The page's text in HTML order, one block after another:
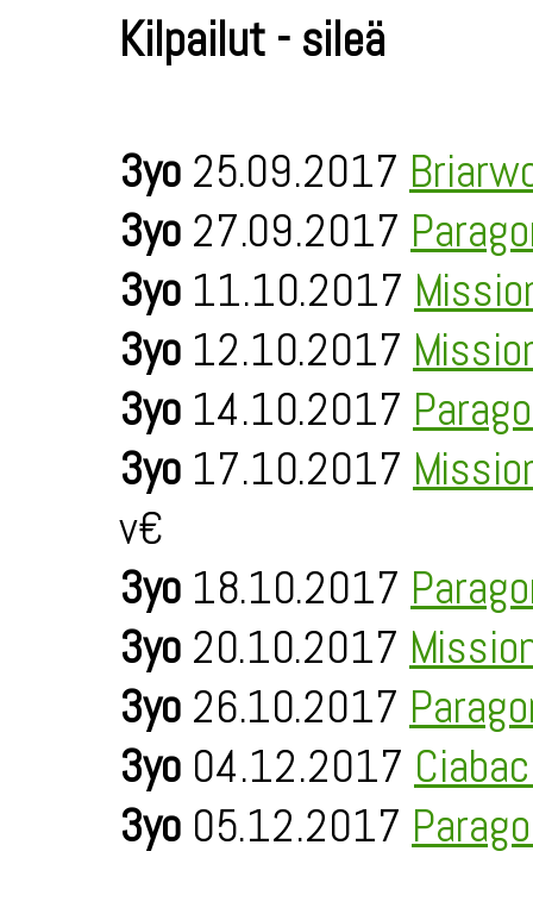
Kilpailut - sileä
3yo 25.09.2017
3yo 27.09.2017
3yo 11.10.2017
3yo 12.10.2017
3yo 14.10.2017
3yo 17.10.2017
v€
3yo 18.10.2017
3yo 20.10.2017
3yo 26.10.2017
3yo 04.12.2017
3yo 05.12.2017